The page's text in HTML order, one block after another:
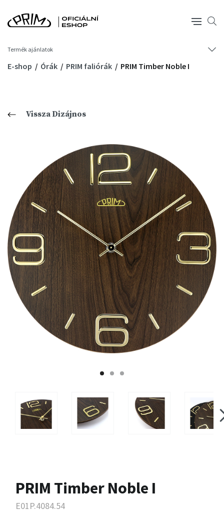
Termék ajánlatok
E-shop Órák PRIM faliórák PRIM Timber Noble I
Vissza Dizájnos
PRIM Timber Noble I
E01P.4084.54